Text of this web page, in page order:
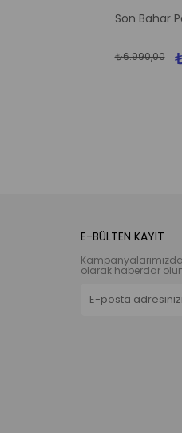
Son Bahar
₺6.990,00
E-BÜLTEN KAYIT
olarak haberdar